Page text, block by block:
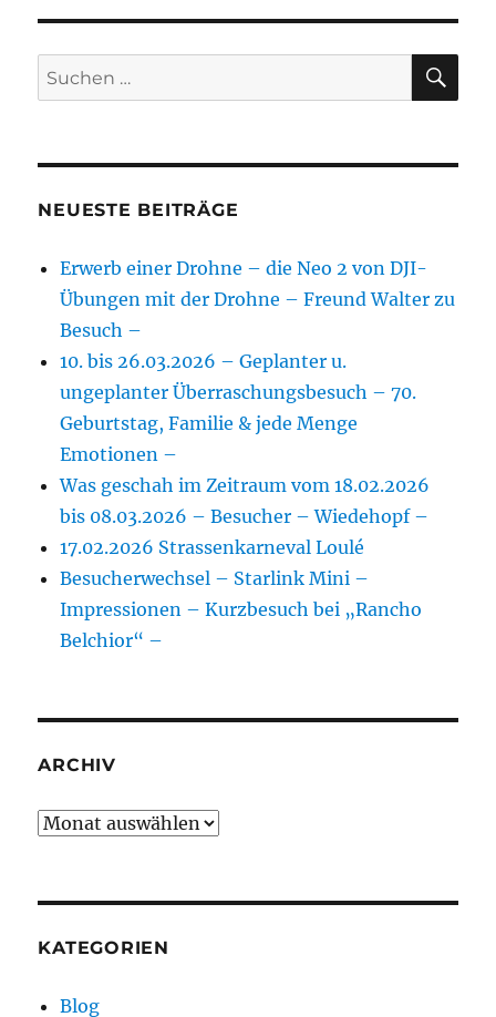
Suchen
nach:
NEUESTE BEITRÄGE
Erwerb einer Drohne – die Neo 2 von DJI-
Übungen mit der Drohne – Freund Walter zu
Besuch –
10. bis 26.03.2026 – Geplanter u.
ungeplanter Überraschungsbesuch – 70.
Geburtstag, Familie & jede Menge
Emotionen –
Was geschah im Zeitraum vom 18.02.2026
bis 08.03.2026 – Besucher – Wiedehopf –
17.02.2026 Strassenkarneval Loulé
Besucherwechsel – Starlink Mini –
Impressionen – Kurzbesuch bei „Rancho
Belchior“ –
ARCHIV
Archiv
KATEGORIEN
Blog